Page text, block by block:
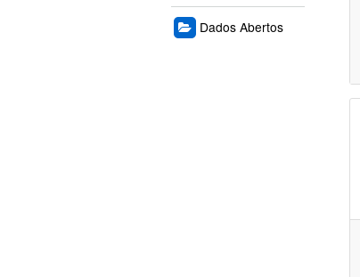
Dados Abertos